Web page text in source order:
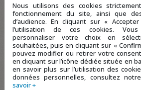
Nous utilisons des cookies
fonctionnement du site, ainsi que
d’audience. En cliquant sur «
l’utilisation de ces cookies.
personnaliser votre choix en
souhaitées, puis en cliquant sur «
pouvez modifier ou retirer votre
en cliquant sur l’icône dédiée située en
en savoir plus sur l’utilisation des
données personnelles, consultez
savoir +